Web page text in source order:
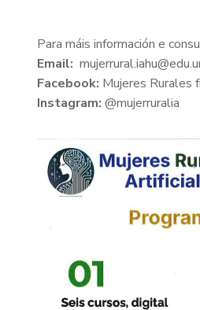
Para máis información e
Email:
Facebook: Mujeres Rurales
Instagram: @mujerruralia